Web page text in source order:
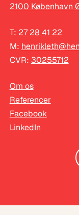
2100 København
T: 27 28 41 22
M:
CVR: 30255712
Om os
Referencer
Facebook
LinkedIn